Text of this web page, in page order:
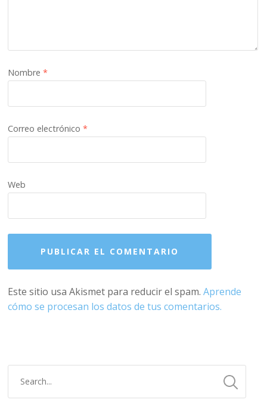
Nombre*
Correo electrónico*
Web
Este sitio usa Akismet para reducir el spam.Aprende
cómo se procesan los datos de tus comentarios.